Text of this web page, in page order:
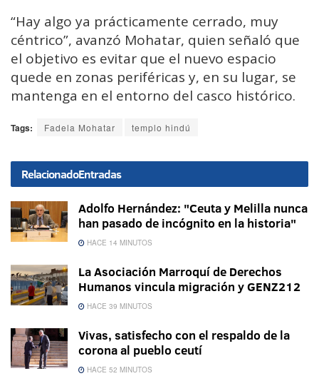
“Hay algo ya prácticamente cerrado, muy
céntrico”, avanzó Mohatar, quien señaló que
el objetivo es evitar que el nuevo espacio
quede en zonas periféricas y, en su lugar, se
mantenga en el entorno del casco histórico.
Tags: Fadela Mohatar templo hindú
RelacionadoEntradas
Adolfo Hernández: "Ceuta y Melilla nunca
han pasado de incógnito en la historia"
HACE 14 MINUTOS
La Asociación Marroquí de Derechos
Humanos vincula migración y GENZ212
HACE 39 MINUTOS
Vivas, satisfecho con el respaldo de la
corona al pueblo ceutí
HACE 52 MINUTOS